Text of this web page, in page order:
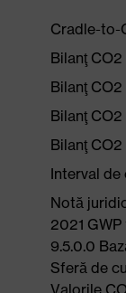
Cradle-to-
Bilanţ
Bilanţ CO2
Bilanţ
Bilanţ
Interval
Notă
2021
9.5.0.0
Sferă de
Valorile